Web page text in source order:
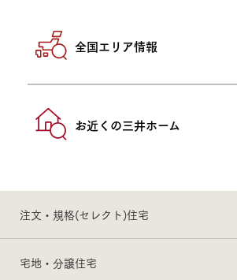
全国エリア情報
お近くの三井ホーム
注文・規格(セレクト)住宅
宅地・分譲住宅